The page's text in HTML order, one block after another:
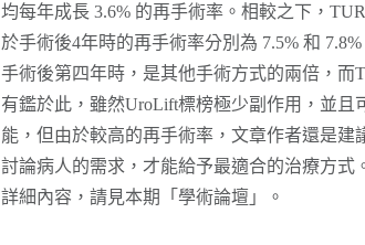
均每年成長 3.6% 的再手術率。相較之下，
於手術後4年時的再手術率分別為 7.5% 和
手術後第四年時，是其他手術方式的兩倍，而
有鑑於此，雖然UroLift標榜極少副作用，並且
能，但由於較高的再手術率，文章作者還是建
討論病人的需求，才能給予最適合的治療方式
詳細內容，請見本期
「學術論壇」
。